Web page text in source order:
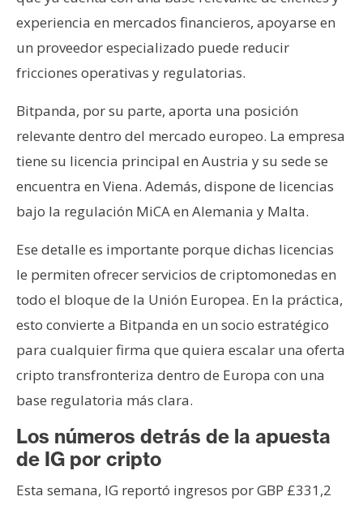
experiencia en mercados financieros, apoyarse en
un proveedor especializado puede reducir
fricciones operativas y regulatorias.
Bitpanda, por su parte, aporta una posición
relevante dentro del mercado europeo. La empresa
tiene su licencia principal en Austria y su sede se
encuentra en Viena. Además, dispone de licencias
bajo la regulación MiCA en Alemania y Malta.
Ese detalle es importante porque dichas licencias
le permiten ofrecer servicios de criptomonedas en
todo el bloque de la Unión Europea. En la práctica,
esto convierte a Bitpanda en un socio estratégico
para cualquier firma que quiera escalar una oferta
cripto transfronteriza dentro de Europa con una
base regulatoria más clara.
Los números detrás de la apuesta
de IG por cripto
Esta semana, IG reportó ingresos por GBP £331,2